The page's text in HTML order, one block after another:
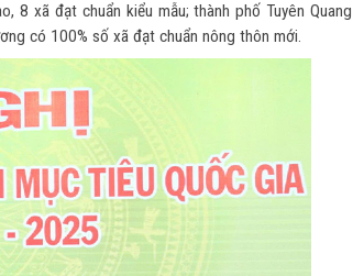
8 xã đạt chuẩn kiểu mẫu; thành phố Tuyên Quang
có 100% số xã đạt chuẩn nông thôn mới.